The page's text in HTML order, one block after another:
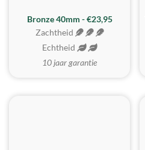
Bronze 40mm - €23,95
Zachtheid
Echtheid
10 jaar garantie